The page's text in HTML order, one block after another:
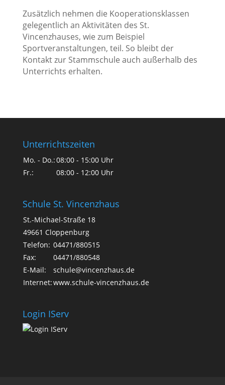
Zusätzlich nehmen die Kooperationsklassen
gelegentlich an Aktivitäten des St.
Vincenzhauses, wie zum Beispiel
Sportveranstaltungen, teil. So bleibt der
Kontakt zur Stammschule auch außerhalb des
Unterrichts erhalten.
Unterrichtszeiten
Mo. - Do.:08:00 - 15:00 Uhr
Fr.:
08:00 - 12:00 Uhr
Schule St. Vincenzhaus
St.-Michael-Straße 18
49661 Cloppenburg
Telefon: 04471/880515
Fax:
04471/880548
E-Mail:
schule@vincenzhaus.de
Internet:www.schule-vincenzhaus.de
Login IServ